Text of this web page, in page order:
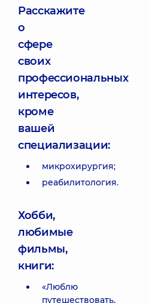
Расскажите
о
сфере
своих
профессиональных
интересов,
кроме
вашей
специализации:
микрохирургия;
реабилитология.
Хобби,
любимые
фильмы,
книги:
«Люблю
путешествовать,